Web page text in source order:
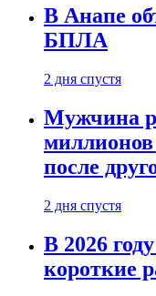
В Анапе
БПЛА
2 дня спустя
Мужчина
миллионов
после
2 дня спустя
В 2026
короткие